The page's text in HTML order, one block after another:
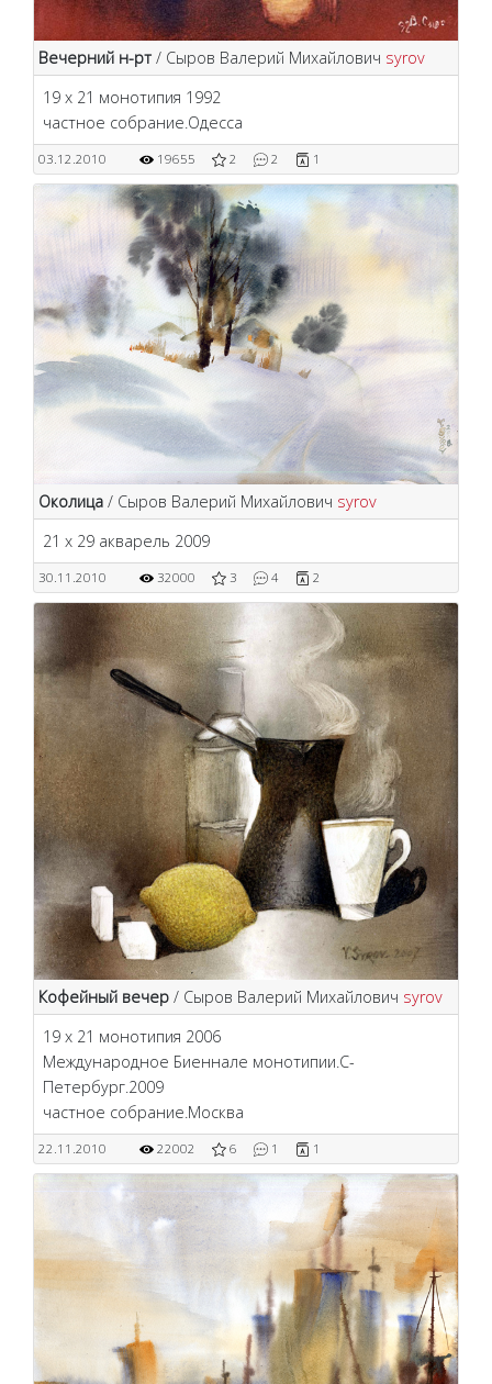
Вечерний н-рт / Сыров Валерий Михайлович syrov
19 х 21 монотипия 1992
частное собрание.Одесса
03.12.2010 19655 2 2 1
Околица / Сыров Валерий Михайлович syrov
21 х 29 акварель 2009
30.11.2010 32000 3 4 2
Кофейный вечер / Сыров Валерий Михайлович syrov
19 х 21 монотипия 2006
Международное Биеннале монотипии.С-
Петербург.2009
частное собрание.Москва
22.11.2010 22002 6 1 1